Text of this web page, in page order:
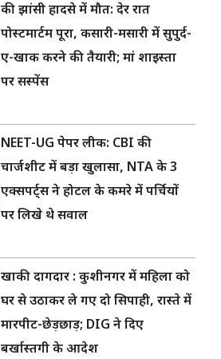
की झांसी हादसे में मौत: देर रात
पोस्टमार्टम पूरा, कसारी-मसारी में सुपुर्द-
ए-खाक करने की तैयारी; मां शाइस्ता
पर सस्पेंस
NEET-UG पेपर लीक: CBI की
चार्जशीट में बड़ा खुलासा, NTA के 3
एक्सपर्ट्स ने होटल के कमरे में पर्चियों
पर लिखे थे सवाल
खाकी दागदार : कुशीनगर में महिला को
घर से उठाकर ले गए दो सिपाही, रास्ते में
मारपीट-छेड़छाड़; DIG ने दिए
बर्खास्तगी के आदेश